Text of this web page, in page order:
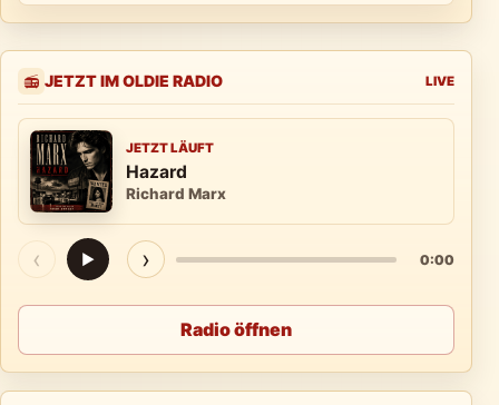
📻 JETZT IM OLDIE RADIO LIVE
JETZT LÄUFT
Hazard
Richard Marx
‹ ▶ › 0:00
Radio öffnen